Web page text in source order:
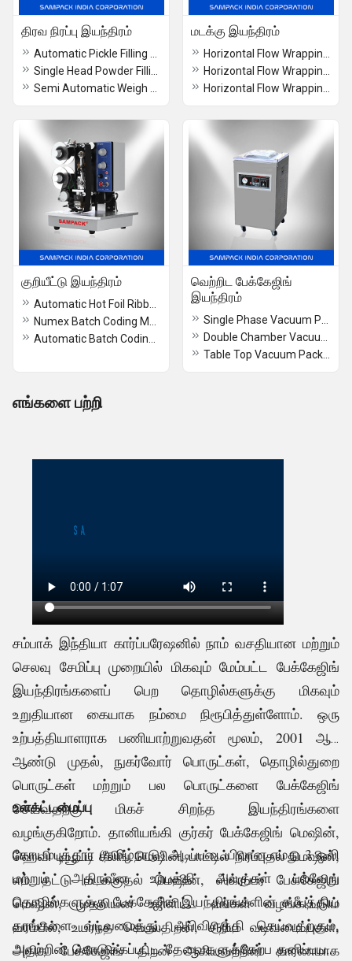
திரவ நிரப்பு இயந்திரம் மடக்கு இயந்திரம்
குறியீட்டு இயந்திரம்
வெற்றிட பேக்கேஜிங்
இயந்திரம்
எங்களை பற்றி
சம்பாக் இந்தியா கார்ப்பரேஷனில் நாம் வசதியான மற்றும்
செலவு சேமிப்பு முறையில் மிகவும் மேம்பட்ட பேக்கேஜிங்
இயந்திரங்களைப் பெற தொழில்களுக்கு மிகவும்
உறுதியான கையாக நம்மை நிரூபித்துள்ளோம். ஒரு
உற்பத்தியாளராக பணியாற்றுவதன் மூலம், 2001 ஆம்
ஆண்டு முதல், நுகர்வோர் பொருட்கள், தொழில்துறை
பொருட்கள் மற்றும் பல பொருட்களை பேக்கேஜிங்
செய்வதற்கு மிகச் சிறந்த இயந்திரங்களை
வழங்குகிறோம். தானியங்கி குர்கர் பேக்கேஜிங் மெஷின்,
ஹெவி டியூட்டி சீலிங் மெஷின், பாட்டில் நிரப்புதல் மெஷின்,
எம் தட்டு மடக்குதல் மெஷின், ஸ்க்ரப்பர் பேக்கேஜிங்
மெஷின், முதலியன உள்ளிட்ட எங்கள் வழங்கப்படும்
வரம்பில், உயர்ந்த செயல்திறன், சிறிய வடிவமைப்புகள்,
அதிக பேக்கேஜிங் திறன் ஆகியவற்றின் காரணமாக
.
உள்கட்டமைப்பு
கோயம்புத்தூர் (தமிழ்நாடு) அடிப்படையிலான எமது 3 ஒலி
மற்றும் அதிநவீன உற்பத்தி அலகுகள் பல்வேறு
தொழில்களுக்கு பேக்கேஜிங் இயந்திரங்களின் சமீபத்திய
தரங்களை வடிவமைத்து, அபிவிருத்தி செய்வதற்கும்,
அவற்றின் கொடுக்கப்பட்ட தேவைகளுக்கேற்ப தனிப்பயன்